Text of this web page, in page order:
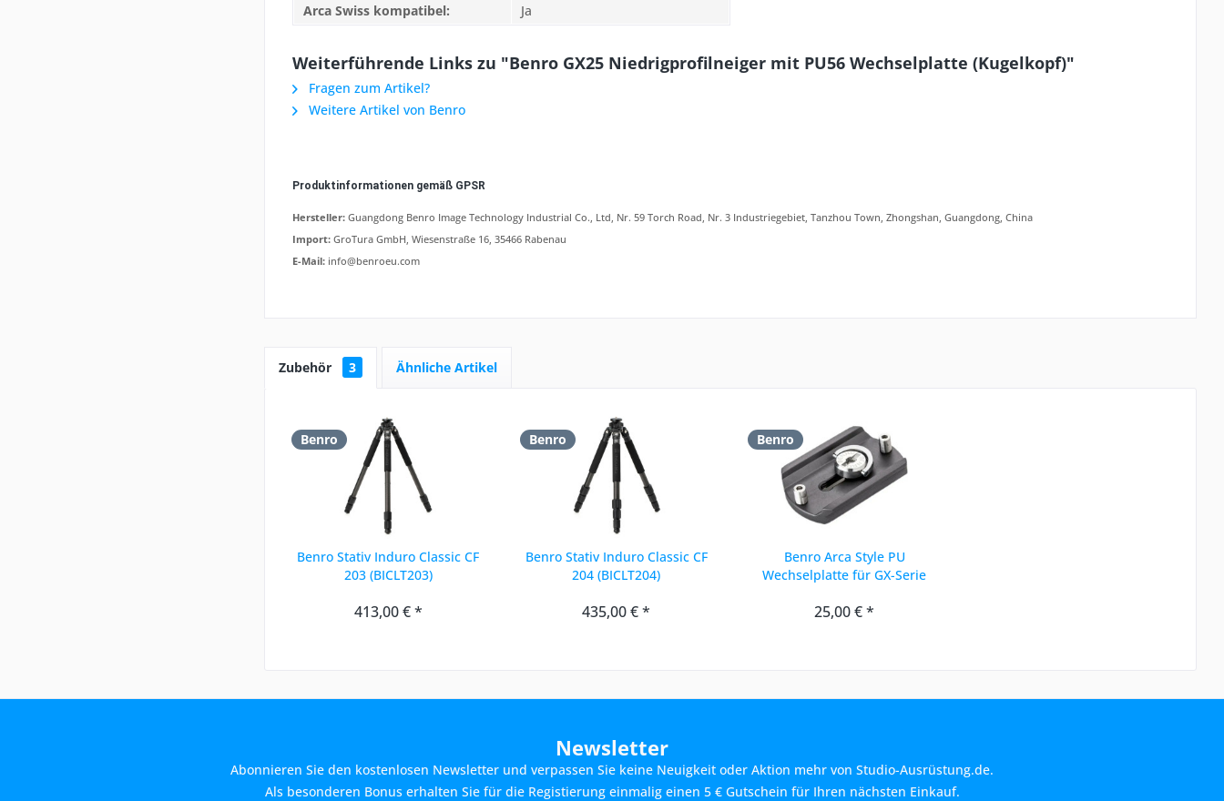
Arca Swiss kompatibel:
Ja
Weiterführende Links zu "Benro GX25 Niedrigprofilneiger mit PU56 Wechselplatte (Kugelkopf)"
Fragen zum Artikel?
Weitere Artikel von Benro
Produktinformationen gemäß GPSR
Hersteller: Guangdong Benro Image Technology Industrial Co., Ltd, Nr. 59 Torch Road, Nr. 3 Industriegebiet, Tanzhou Town, Zhongshan, Guangdong, China
Import: GroTura GmbH, Wiesenstraße 16, 35466 Rabenau
E-Mail: info@benroeu.com
Zubehör 3 Ähnliche Artikel
Benro
Benro Stativ Induro Classic CF
203 (BICLT203)
413,00 € *
Benro
Benro Stativ Induro Classic CF
204 (BICLT204)
435,00 € *
Benro
Benro Arca Style PU
Wechselplatte für GX-Serie
25,00 € *
Newsletter
Abonnieren Sie den kostenlosen Newsletter und verpassen Sie keine Neuigkeit oder Aktion mehr von Studio-Ausrüstung.de.
Als besonderen Bonus erhalten Sie für die Registierung einmalig einen 5 € Gutschein für Ihren nächsten Einkauf.